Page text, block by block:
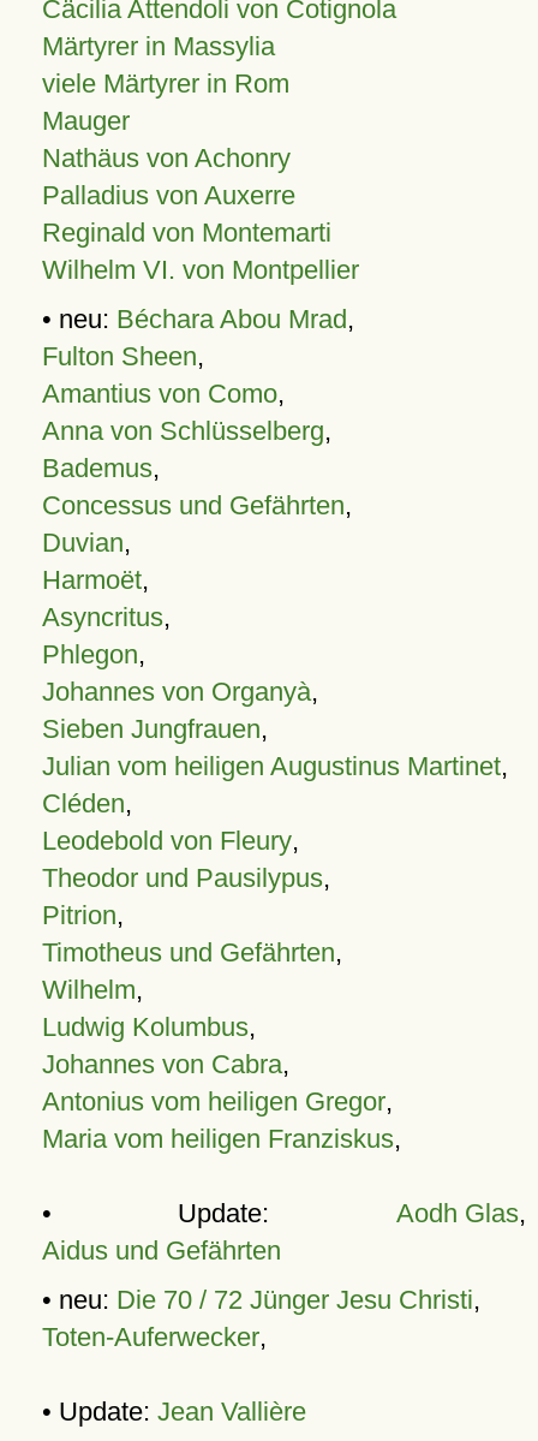
Cäcilia Attendoli von Cotignola
Märtyrer in Massylia
viele Märtyrer in Rom
Mauger
Nathäus von Achonry
Palladius von Auxerre
Reginald von Montemarti
Wilhelm VI. von Montpellier
• neu: Béchara Abou Mrad,
Fulton Sheen,
Amantius von Como,
Anna von Schlüsselberg,
Bademus,
Concessus und Gefährten,
Duvian,
Harmoët,
Asyncritus,
Phlegon,
Johannes von Organyà,
Sieben Jungfrauen,
Julian vom heiligen Augustinus Martinet,
Cléden,
Leodebold von Fleury,
Theodor und Pausilypus,
Pitrion,
Timotheus und Gefährten,
Wilhelm,
Ludwig Kolumbus,
Johannes von Cabra,
Antonius vom heiligen Gregor,
Maria vom heiligen Franziskus,
• Update: Aodh Glas,
Aidus und Gefährten
• neu: Die 70 / 72 Jünger Jesu Christi,
Toten-Auferwecker,
• Update: Jean Vallière